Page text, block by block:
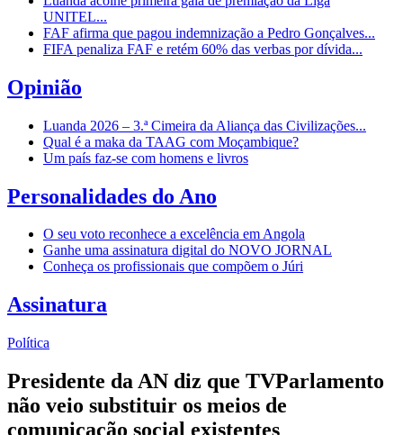
UNITEL...
FAF afirma que pagou indemnização a Pedro Gonçalves...
FIFA penaliza FAF e retém 60% das verbas por dívida...
Opinião
Luanda 2026 – 3.ª Cimeira da Aliança das Civilizações...
Qual é a maka da TAAG com Moçambique?
Um país faz-se com homens e livros
Personalidades do Ano
O seu voto reconhece a excelência em Angola
Ganhe uma assinatura digital do NOVO JORNAL
Conheça os profissionais que compõem o Júri
Assinatura
Política
Presidente da AN diz que TVParlamento
não veio substituir os meios de
comunicação social existentes